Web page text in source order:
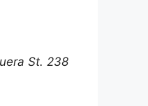
St. 238